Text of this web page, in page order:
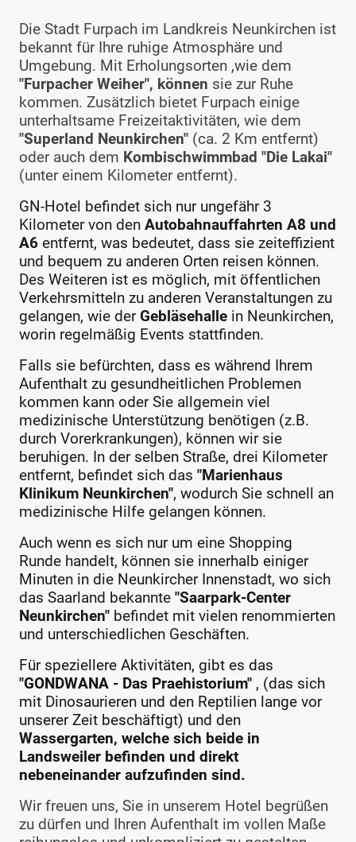
Die Stadt Furpach im Landkreis Neunkirchen ist
bekannt für Ihre ruhige Atmosphäre und
Umgebung. Mit Erholungsorten ,wie dem
"Furpacher Weiher", können sie zur Ruhe
kommen. Zusätzlich bietet Furpach einige
unterhaltsame Freizeitaktivitäten, wie dem
"Superland Neunkirchen" (ca. 2 Km entfernt)
oder auch dem Kombischwimmbad "Die Lakai"
(unter einem Kilometer entfernt).
GN-Hotel befindet sich nur ungefähr 3
Kilometer von den Autobahnauffahrten A8 und
A6 entfernt, was bedeutet, dass sie zeiteffizient
und bequem zu anderen Orten reisen können.
Des Weiteren ist es möglich, mit öffentlichen
Verkehrsmitteln zu anderen Veranstaltungen zu
gelangen, wie derGebläsehalle in Neunkirchen,
worin regelmäßig Events stattfinden.
Falls sie befürchten, dass es während Ihrem
Aufenthalt zu gesundheitlichen Problemen
kommen kann oder Sie allgemein viel
medizinische Unterstützung benötigen (z.B.
durch Vorerkrankungen), können wir sie
beruhigen. In der selben Straße, drei Kilometer
entfernt, befindet sich das "Marienhaus
Klinikum Neunkirchen", wodurch Sie schnell an
medizinische Hilfe gelangen können.
Auch wenn es sich nur um eine Shopping
Runde handelt, können sie innerhalb einiger
Minuten in die Neunkircher Innenstadt, wo sich
das Saarland bekannte "Saarpark-Center
Neunkirchen" befindet mit vielen renommierten
und unterschiedlichen Geschäften.
Für speziellere Aktivitäten, gibt es das
"GONDWANA - Das Praehistorium" , (das sich
mit Dinosaurieren und den Reptilien lange vor
unserer Zeit beschäftigt) und den
Wassergarten, welche sich beide in
Landsweiler befinden und direkt
nebeneinander aufzufinden sind.
Wir freuen uns, Sie in unserem Hotel begrüßen
zu dürfen und Ihren Aufenthalt im vollen Maße